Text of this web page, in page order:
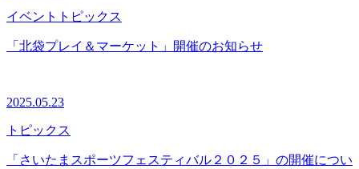
イベント トピックス
「北袋プレイ＆マーケット」開催のお知らせ
2025.05.23
トピックス
「さいたまスポーツフェスティバル２０２５」の開催につい